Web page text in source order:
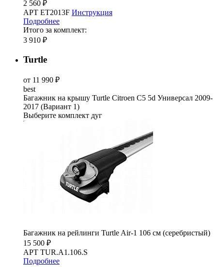
2 560 ₽
АРТ ET2013F Инструкция
Подробнее
Итого за комплект:
3 910 ₽
Turtle
от 11 990 ₽
best
Багажник на крышу Turtle Citroen C5 5d Универсал 2009-
2017 (Вариант 1)
Выберите комплект дуг
Багажник на рейлинги Turtle Air-1 106 см (серебристый)
15 500 ₽
АРТ TUR.A1.106.S
Подробнее